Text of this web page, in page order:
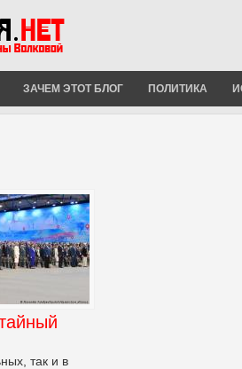
ЗАЧЕМ ЭТОТ БЛОГ ПОЛИТИКА
так и в